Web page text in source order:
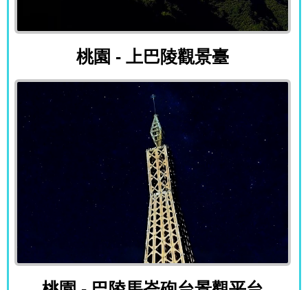
桃園 - 上巴陵觀景臺
桃園 - 上巴陵觀景臺
桃園 - 巴陵馬崙砲台景觀平台